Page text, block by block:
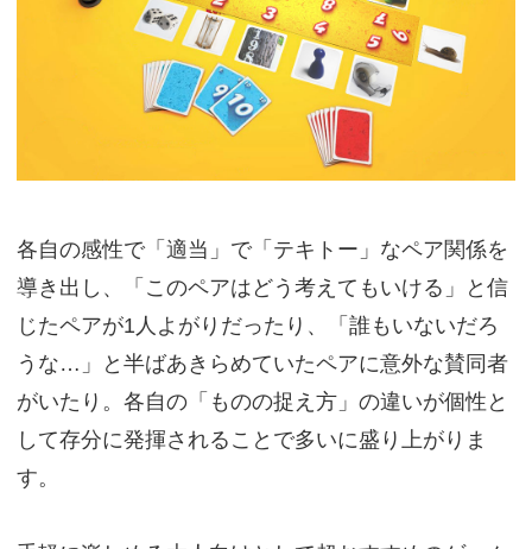
各自の感性で「適当」で「テキトー」なペア関係を
導き出し、「このペアはどう考えてもいける」と信
じたペアが1人よがりだったり、「誰もいないだろ
うな…」と半ばあきらめていたペアに意外な賛同者
がいたり。各自の「ものの捉え方」の違いが個性と
して存分に発揮されることで多いに盛り上がりま
す。